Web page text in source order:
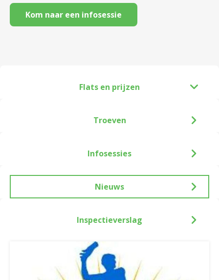
Kom naar een infosessie
Flats en prijzen
Troeven
Infosessies
Nieuws
Inspectieverslag